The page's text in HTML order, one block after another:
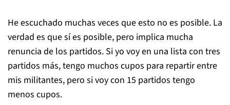
He escuchado muchas veces que esto no es posible. La
verdad es que sí es posible, pero implica mucha
renuncia de los partidos. Si yo voy en una lista con tres
partidos más, tengo muchos cupos para repartir entre
mis militantes, pero si voy con 15 partidos tengo
menos cupos.